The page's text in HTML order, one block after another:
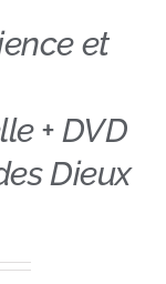
et
+ DVD
Dieux